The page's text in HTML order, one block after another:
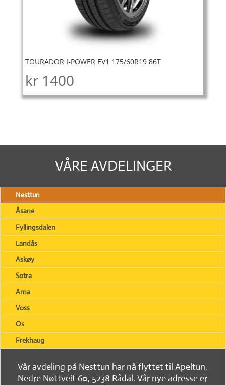
TOURADOR I-POWER EV1 175/60R19 86T
kr 1400
VÅRE AVDELINGER
Nesttun
Åsane
Fyllingsdalen
Landås
Askøy
Sotra
Arna
Voss
Os
Frekhaug
Vår avdeling på Nesttun har nå flyttet til Apeltun,
Nedre Nøttveit 60, 5238 Rådal. Vår nye adresse er